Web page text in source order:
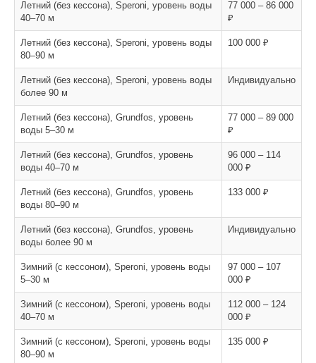
Летний (без кессона), Speroni, уровень воды
40–70 м
77 000 – 86 000
₽
Летний (без кессона), Speroni, уровень воды
80–90 м
100 000 ₽
Летний (без кессона), Speroni, уровень воды
более 90 м
Индивидуально
Летний (без кессона), Grundfos, уровень
воды 5–30 м
77 000 – 89 000
₽
Летний (без кессона), Grundfos, уровень
воды 40–70 м
96 000 – 114
000 ₽
Летний (без кессона), Grundfos, уровень
воды 80–90 м
133 000 ₽
Летний (без кессона), Grundfos, уровень
воды более 90 м
Индивидуально
Зимний (с кессоном), Speroni, уровень воды
5–30 м
97 000 – 107
000 ₽
Зимний (с кессоном), Speroni, уровень воды
40–70 м
112 000 – 124
000 ₽
Зимний (с кессоном), Speroni, уровень воды
80–90 м
135 000 ₽